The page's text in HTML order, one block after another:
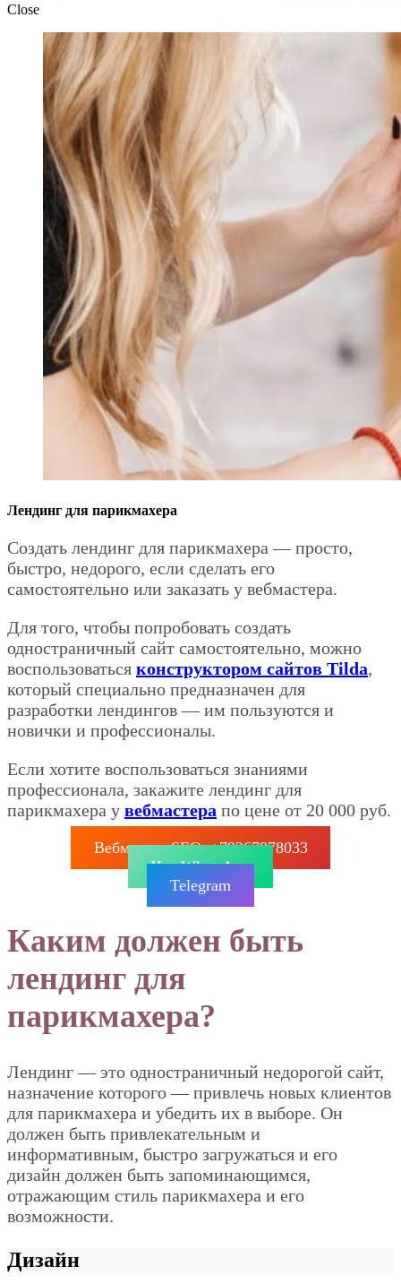
Close
Лендинг для парикмахера
Создать лендинг для парикмахера — просто,
быстро, недорого, если сделать его
самостоятельно или заказать у вебмастера.
Для того, чтобы попробовать создать
одностраничный сайт самостоятельно, можно
воспользоваться конструктором сайтов Tilda,
который специально предназначен для
разработки лендингов — им пользуются и
новички и профессионалы.
Если хотите воспользоваться знаниями
профессионала, закажите лендинг для
парикмахера у вебмастера по цене от 20 000 руб.
Вебмастер SEO: +79267878033
Чат WhatsApp
Telegram
Каким должен быть
лендинг для
парикмахера?
Лендинг — это одностраничный недорогой сайт,
назначение которого — привлечь новых клиентов
для парикмахера и убедить их в выборе. Он
должен быть привлекательным и
информативным, быстро загружаться и его
дизайн должен быть запоминающимся,
отражающим стиль парикмахера и его
возможности.
Дизайн